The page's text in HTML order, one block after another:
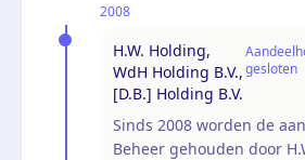
2008
H.W. Holding,
WdH Holding B.V.,
[D.B.] Holding B.V.
gesloten
Sinds 2008 worden de
Beheer gehouden door